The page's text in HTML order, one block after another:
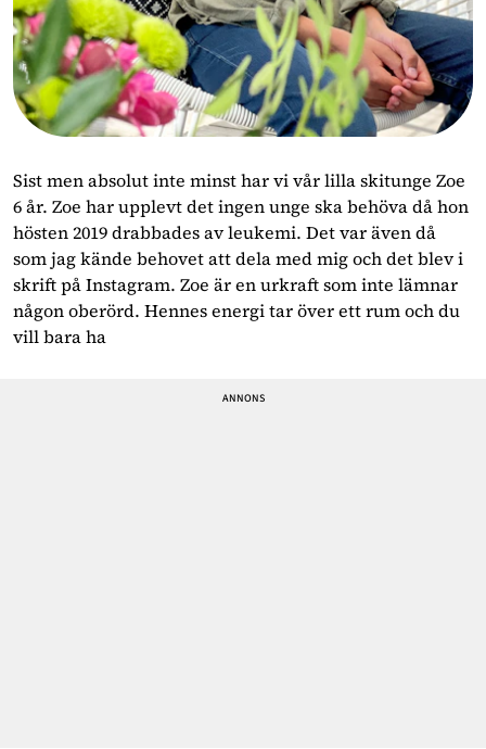
Sist men absolut inte minst har vi vår lilla skitunge Zoe
6 år. Zoe har upplevt det ingen unge ska behöva då hon
hösten 2019 drabbades av leukemi. Det var även då
som jag kände behovet att dela med mig och det blev i
skrift på Instagram. Zoe är en urkraft som inte lämnar
någon oberörd. Hennes energi tar över ett rum och du
vill bara ha